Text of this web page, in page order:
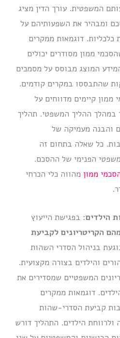
המשפטית. עורך הדין מציג
ומבהיר את השפעותיהם על
כלכליות. דוגמאות ממקרים
ממון מסודרים יכולים
המוצג מבוסס על מסמכים
שהתבססו במקרים קודמים.
ממון קיימים מדווחים על
במהלך ההליך המשפטי. תהליך
והבנה מעמיקה של
כל שאלה בתחום זה
הפנימי של ההסכם.
ממון מהווה כלי הכרחי
הילדים: בפגישת הייעוץ
הקריטריונים לקביעת
בניהול הסדרי השהות
והילדים בצורה מקצועית.
המשפטיים שמסדירים את
דוגמאות ממקרים
קביעת הסדרי-שהות
הילדים. התהליך דורש